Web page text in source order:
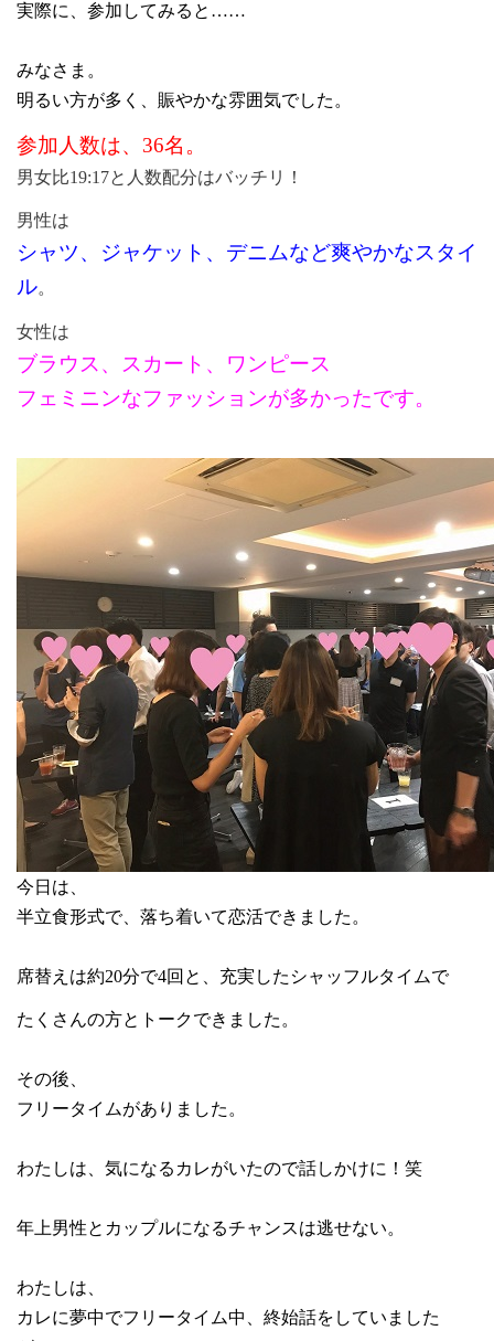
実際に、参加してみると……
みなさま。
明るい方が多く、賑やかな雰囲気でした。
参加人数は、 36名。
男女比19:17と人数配分はバッチリ！
男性は
シャツ、ジャケット、デニムなど爽やかなスタイ
ル。
女性は
ブラウス、スカート、ワンピース
フェミニンなファッションが多かったです。
今日は、
半立食形式で、落ち着いて恋活できました。
席替えは約20分で4回と、充実したシャッフルタイムで
たくさんの方とトークできました。
その後、
フリータイムがありました。
わたしは、気になるカレがいたので話しかけに！笑
年上男性とカップルになるチャンスは逃せない。
わたしは、
カレに夢中でフリータイム中、終始話をしていました